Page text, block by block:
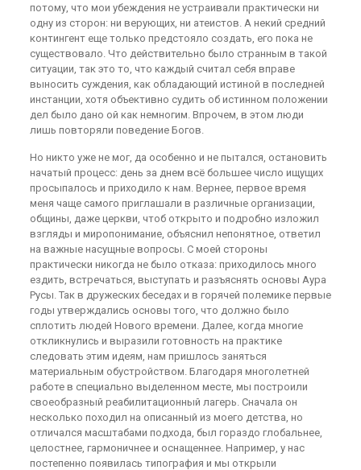
потому, что мои убеждения не устраивали практически ни
одну из сторон: ни верующих, ни атеистов. А некий средний
контингент еще только предстояло создать, его пока не
существовало. Что действительно было странным в такой
ситуации, так это то, что каждый считал себя вправе
выносить суждения, как обладающий истиной в последней
инстанции, хотя объективно судить об истинном положении
дел было дано ой как немногим. Впрочем, в этом люди
лишь повторяли поведение Богов.
Но никто уже не мог, да особенно и не пытался, остановить
начатый процесс: день за днем всё большее число ищущих
просыпалось и приходило к нам. Вернее, первое время
меня чаще самого приглашали в различные организации,
общины, даже церкви, чтоб открыто и подробно изложил
взгляды и миропонимание, объяснил непонятное, ответил
на важные насущные вопросы. С моей стороны
практически никогда не было отказа: приходилось много
ездить, встречаться, выступать и разъяснять основы Аура
Русы. Так в дружеских беседах и в горячей полемике первые
годы утверждались основы того, что должно было
сплотить людей Нового времени. Далее, когда многие
откликнулись и выразили готовность на практике
следовать этим идеям, нам пришлось заняться
материальным обустройством. Благодаря многолетней
работе в специально выделенном месте, мы построили
своеобразный реабилитационный лагерь. Сначала он
несколько походил на описанный из моего детства, но
отличался масштабами подхода, был гораздо глобальнее,
целостнее, гармоничнее и оснащеннее. Например, у нас
постепенно появилась типография и мы открыли